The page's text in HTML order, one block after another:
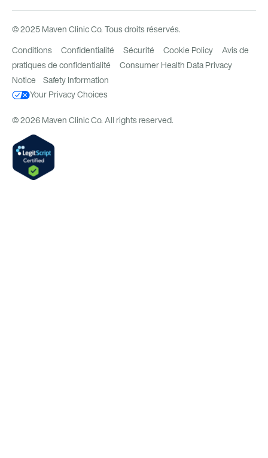
© 2025 Maven Clinic Co. Tous droits réservés.
Conditions Confidentialité Sécurité Cookie Policy
Avis de
pratiques de confidentialité
Consumer Health Data Privacy
Notice
Safety Information
Your Privacy Choices
© 2026 Maven Clinic Co. All rights reserved.